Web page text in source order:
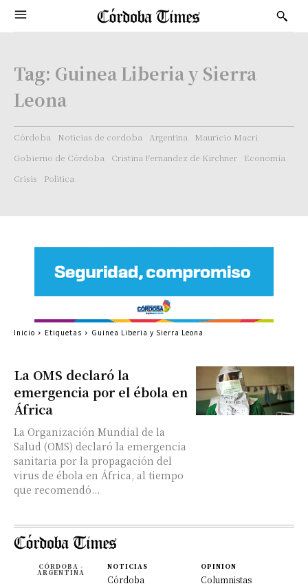
Tag: Guinea Liberia y Sierra
Leona
Córdoba Noticias de cordoba Argentina
Mauricio Macri
Gobierno de Córdoba
Cristina Fernandez de Kirchner
Economía
Crisis
Politica
La OMS declaró la
emergencia por el ébola en
África
La Organización Mundial de la
Salud (OMS) declaró la emergencia
sanitaria por la propagación del
virus de ébola en África, al tiempo
que recomendó...
Inicio Etiquetas Guinea Liberia y Sierra Leona
CÓRDOBA -
ARGENTINA
NOTICIAS
Córdoba
OPINION
Columnistas